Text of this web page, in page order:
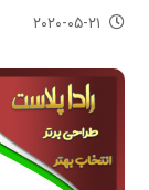
۲۰۲۰-۰۵-۲۱